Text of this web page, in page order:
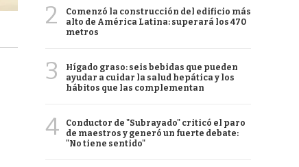
2
Comenzó la construcción del edificio más
alto de América Latina: superará los 470
metros
3
Hígado graso: seis bebidas que pueden
ayudar a cuidar la salud hepática y los
hábitos que las complementan
4
Conductor de "Subrayado" criticó el paro
de maestros y generó un fuerte debate:
"No tiene sentido"